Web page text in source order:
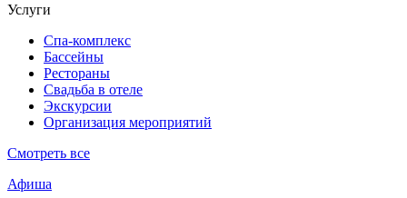
Услуги
Спа-комплекс
Бассейны
Рестораны
Свадьба в отеле
Экскурсии
Организация мероприятий
Смотреть все
Афиша